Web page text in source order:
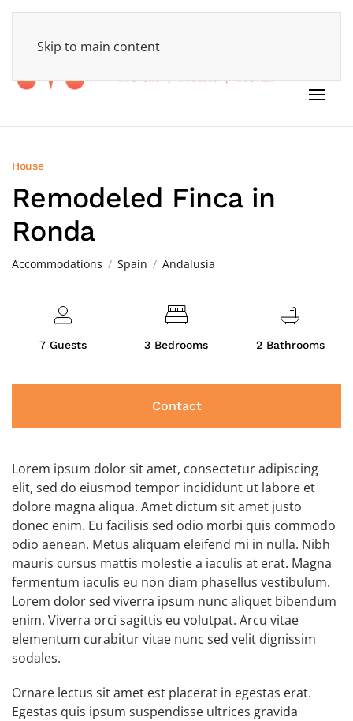
Skip to main content
House
Remodeled Finca in
Ronda
Accommodations Spain Andalusia
7 Guests 3 Bedrooms 2 Bathrooms
Contact
Lorem ipsum dolor sit amet, consectetur adipiscing
elit, sed do eiusmod tempor incididunt ut labore et
dolore magna aliqua. Amet dictum sit amet justo
donec enim. Eu facilisis sed odio morbi quis commodo
odio aenean. Metus aliquam eleifend mi in nulla. Nibh
mauris cursus mattis molestie a iaculis at erat. Magna
fermentum iaculis eu non diam phasellus vestibulum.
Lorem dolor sed viverra ipsum nunc aliquet bibendum
enim. Viverra orci sagittis eu volutpat. Arcu vitae
elementum curabitur vitae nunc sed velit dignissim
sodales.
Ornare lectus sit amet est placerat in egestas erat.
Egestas quis ipsum suspendisse ultrices gravida